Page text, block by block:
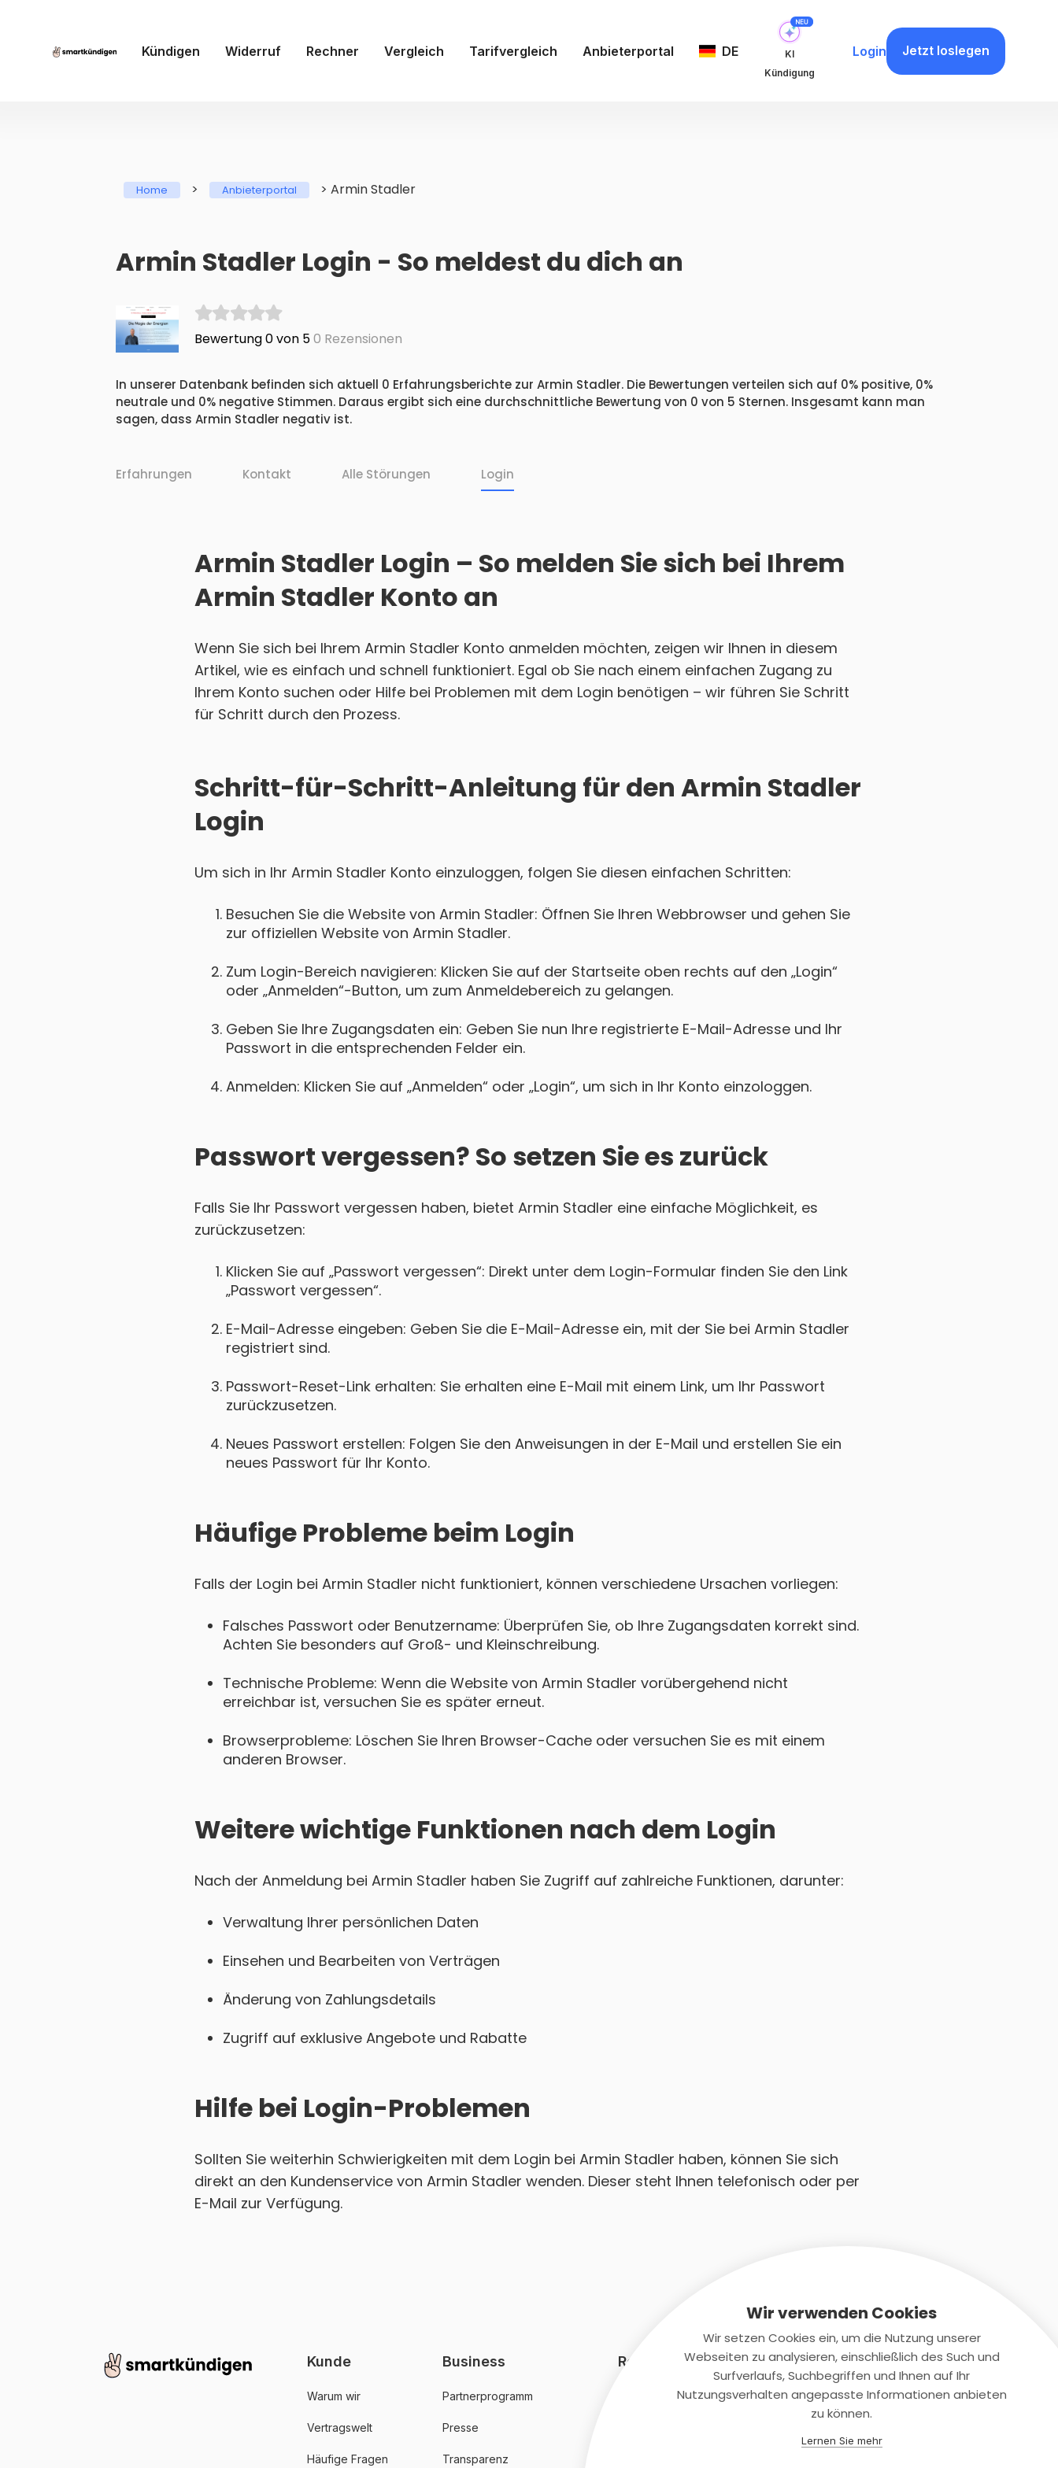
Kündigen Widerruf Rechner Vergleich Tarifvergleich Anbieterportal DE
KI
Kündigung
Login Jetzt loslegen
Home > Anbieterportal > Armin Stadler
Armin Stadler Login - So meldest du dich an
Bewertung 0 von 50 Rezensionen
In unserer Datenbank befinden sich aktuell 0 Erfahrungsberichte zur Armin Stadler. Die Bewertungen verteilen sich auf 0% positive, 0%
neutrale und 0% negative Stimmen. Daraus ergibt sich eine durchschnittliche Bewertung von 0 von 5 Sternen. Insgesamt kann man
sagen, dass Armin Stadler negativ ist.
Erfahrungen Kontakt Alle Störungen Login
Armin Stadler Login – So melden Sie sich bei Ihrem
Armin Stadler Konto an
Wenn Sie sich bei Ihrem Armin Stadler Konto anmelden möchten, zeigen wir Ihnen in diesem
Artikel, wie es einfach und schnell funktioniert. Egal ob Sie nach einem einfachen Zugang zu
Ihrem Konto suchen oder Hilfe bei Problemen mit dem Login benötigen – wir führen Sie Schritt
für Schritt durch den Prozess.
Schritt-für-Schritt-Anleitung für den Armin Stadler
Login
Um sich in Ihr Armin Stadler Konto einzuloggen, folgen Sie diesen einfachen Schritten:
Besuchen Sie die Website von Armin Stadler: Öffnen Sie Ihren Webbrowser und gehen Sie
zur offiziellen Website von Armin Stadler.
Zum Login-Bereich navigieren: Klicken Sie auf der Startseite oben rechts auf den „Login“
oder „Anmelden“-Button, um zum Anmeldebereich zu gelangen.
Geben Sie Ihre Zugangsdaten ein: Geben Sie nun Ihre registrierte E-Mail-Adresse und Ihr
Passwort in die entsprechenden Felder ein.
Anmelden: Klicken Sie auf „Anmelden“ oder „Login“, um sich in Ihr Konto einzologgen.
Passwort vergessen? So setzen Sie es zurück
Falls Sie Ihr Passwort vergessen haben, bietet Armin Stadler eine einfache Möglichkeit, es
zurückzusetzen:
Klicken Sie auf „Passwort vergessen“: Direkt unter dem Login-Formular finden Sie den Link
„Passwort vergessen“.
E-Mail-Adresse eingeben: Geben Sie die E-Mail-Adresse ein, mit der Sie bei Armin Stadler
registriert sind.
Passwort-Reset-Link erhalten: Sie erhalten eine E-Mail mit einem Link, um Ihr Passwort
zurückzusetzen.
Neues Passwort erstellen: Folgen Sie den Anweisungen in der E-Mail und erstellen Sie ein
neues Passwort für Ihr Konto.
Häufige Probleme beim Login
Falls der Login bei Armin Stadler nicht funktioniert, können verschiedene Ursachen vorliegen:
Falsches Passwort oder Benutzername: Überprüfen Sie, ob Ihre Zugangsdaten korrekt sind.
Achten Sie besonders auf Groß- und Kleinschreibung.
Technische Probleme: Wenn die Website von Armin Stadler vorübergehend nicht
erreichbar ist, versuchen Sie es später erneut.
Browserprobleme: Löschen Sie Ihren Browser-Cache oder versuchen Sie es mit einem
anderen Browser.
Weitere wichtige Funktionen nach dem Login
Nach der Anmeldung bei Armin Stadler haben Sie Zugriff auf zahlreiche Funktionen, darunter:
Verwaltung Ihrer persönlichen Daten
Einsehen und Bearbeiten von Verträgen
Änderung von Zahlungsdetails
Zugriff auf exklusive Angebote und Rabatte
Hilfe bei Login-Problemen
Sollten Sie weiterhin Schwierigkeiten mit dem Login bei Armin Stadler haben, können Sie sich
direkt an den Kundenservice von Armin Stadler wenden. Dieser steht Ihnen telefonisch oder per
E-Mail zur Verfügung.
Kunde
Warum wir
Vertragswelt
Häufige Fragen
Business
Partnerprogramm
Presse
Transparenz
Rechtliches Kontaktiere uns
+(49)2131/708-4280
Wir verwenden Cookies
Wir setzen Cookies ein, um die Nutzung unserer
Webseiten zu analysieren, einschließlich des Such und
Surfverlaufs, Suchbegriffen und Ihnen auf Ihr
Nutzungsverhalten angepasste Informationen anbieten
zu können.
Lernen Sie mehr